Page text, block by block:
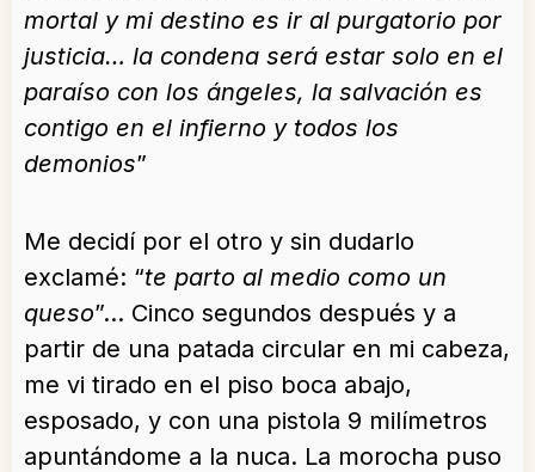
mortal y mi destino es ir al purgatorio por
justicia… la condena será estar solo en el
paraíso con los ángeles, la salvación es
contigo en el infierno y todos los
demonios”
Me decidí por el otro y sin dudarlo
exclamé: “te parto al medio como un
queso”… Cinco segundos después y a
partir de una patada circular en mi cabeza,
me vi tirado en el piso boca abajo,
esposado, y con una pistola 9 milímetros
apuntándome a la nuca. La morocha puso